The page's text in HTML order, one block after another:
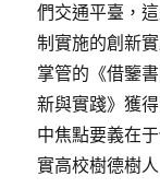
們交通平臺，
制實施的創新
掌管的《借鑒
新與實踐》獲
中焦點要義在
實高校樹德樹